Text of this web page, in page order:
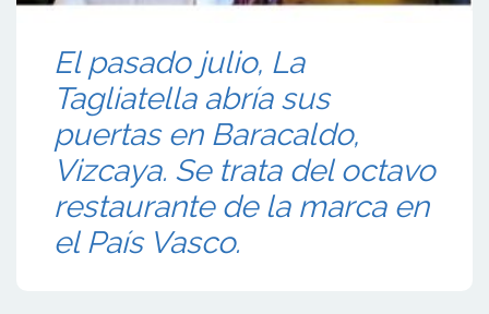
El pasado julio, La
Tagliatella abría sus
puertas en Baracaldo,
Vizcaya. Se trata del octavo
restaurante de la marca en
el País Vasco.